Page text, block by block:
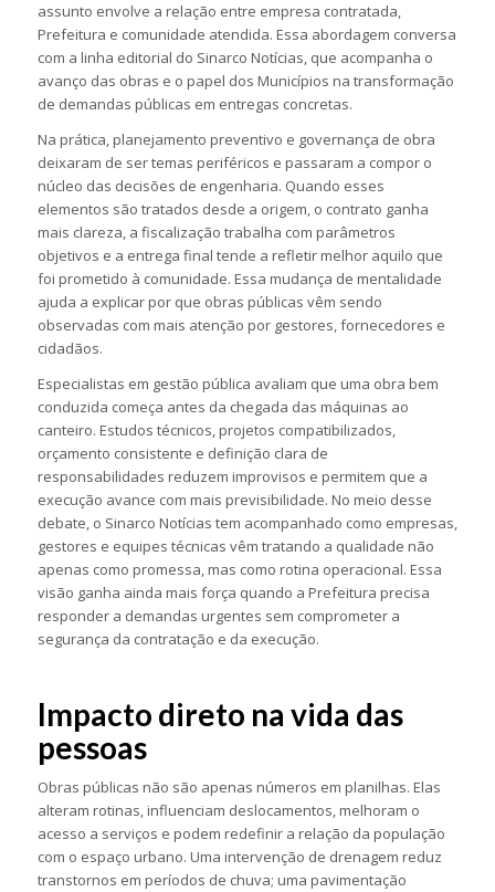
assunto envolve a relação entre empresa contratada,
Prefeitura e comunidade atendida. Essa abordagem conversa
com a linha editorial do Sinarco Notícias, que acompanha o
avanço das obras e o papel dos Municípios na transformação
de demandas públicas em entregas concretas.
Na prática, planejamento preventivo e governança de obra
deixaram de ser temas periféricos e passaram a compor o
núcleo das decisões de engenharia. Quando esses
elementos são tratados desde a origem, o contrato ganha
mais clareza, a fiscalização trabalha com parâmetros
objetivos e a entrega final tende a refletir melhor aquilo que
foi prometido à comunidade. Essa mudança de mentalidade
ajuda a explicar por que obras públicas vêm sendo
observadas com mais atenção por gestores, fornecedores e
cidadãos.
Especialistas em gestão pública avaliam que uma obra bem
conduzida começa antes da chegada das máquinas ao
canteiro. Estudos técnicos, projetos compatibilizados,
orçamento consistente e definição clara de
responsabilidades reduzem improvisos e permitem que a
execução avance com mais previsibilidade. No meio desse
debate, o Sinarco Notícias tem acompanhado como empresas,
gestores e equipes técnicas vêm tratando a qualidade não
apenas como promessa, mas como rotina operacional. Essa
visão ganha ainda mais força quando a Prefeitura precisa
responder a demandas urgentes sem comprometer a
segurança da contratação e da execução.
Impacto direto na vida das
pessoas
Obras públicas não são apenas números em planilhas. Elas
alteram rotinas, influenciam deslocamentos, melhoram o
acesso a serviços e podem redefinir a relação da população
com o espaço urbano. Uma intervenção de drenagem reduz
transtornos em períodos de chuva; uma pavimentação